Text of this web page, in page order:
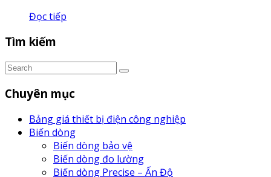
Đọc tiếp
Tìm kiếm
Chuyên mục
Bảng giá thiết bị điện công nghiệp
Biến dòng
Biến dòng bảo vệ
Biến dòng đo lường
Biến dòng Precise – Ấn Độ